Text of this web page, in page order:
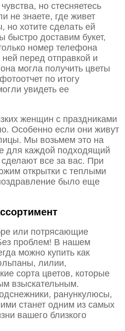
но стесняетесь
не знаете, где живет
хотите сделать ей
быстро доставим букет,
номер телефона
перед отправкой и
могла получить цветы
по итогу
увидеть ее
женщин с праздниками
Особенно если они живут
Мы возьмем это на
для каждой подходящий
все за вас. При
открытки с теплыми
было еще
или потрясающие
проблем! В нашем
можно купить как
лилии,
сорта цветов, которые
взыскательным.
ранункулюсы,
станет одним из самых
вашего близкого